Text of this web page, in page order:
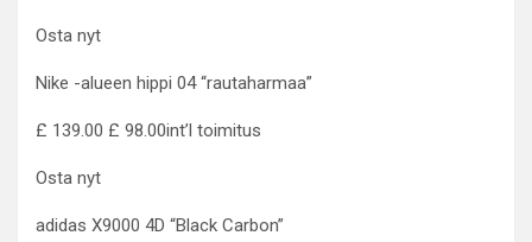
Osta nyt
Nike -alueen hippi 04 “rautaharmaa”
£ 139.00 £ 98.00int’l toimitus
Osta nyt
adidas X9000 4D “Black Carbon”